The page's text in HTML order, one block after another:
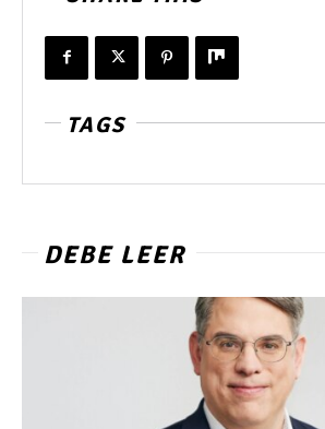
TAGS
DEBE LEER